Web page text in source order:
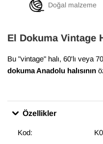
Doğal malzeme
El Dokuma Vintage
Bu "vintage" halı, 60'lı veya
dokuma Anadolu halısının
çıkmıştır. Bu dönüşüm
düşürmek için el makineleri
bakımları yapılarak satışa
Özellikler
Kod: